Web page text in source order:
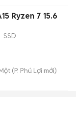
Ryzen 7 15.6
SSD
(P. Phú Lợi mới)